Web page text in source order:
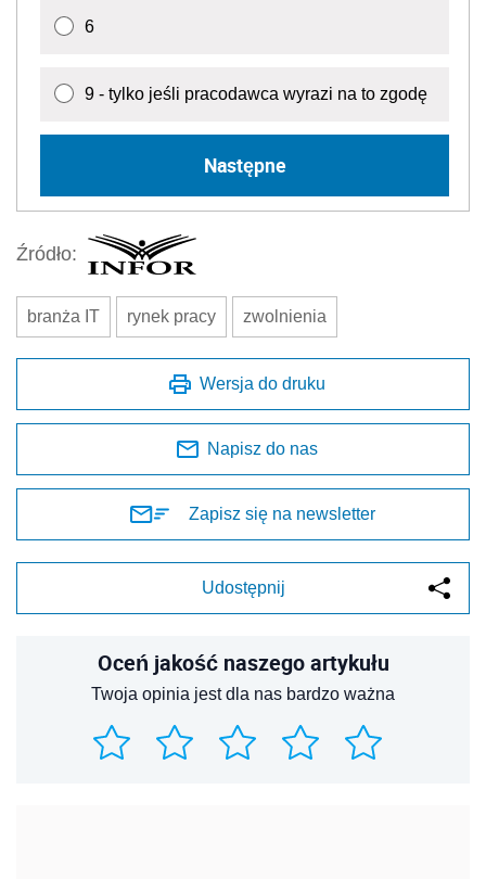
6
9 - tylko jeśli pracodawca wyrazi na to zgodę
Następne
Źródło:
branża IT rynek pracy zwolnienia
Wersja do druku
Napisz do nas
Zapisz się na newsletter
Udostępnij
Oceń jakość naszego artykułu
Twoja opinia jest dla nas bardzo ważna